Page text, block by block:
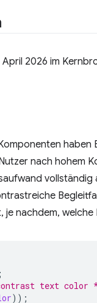
2026 im
nach hohem
vollständig
nachdem,
text color
));